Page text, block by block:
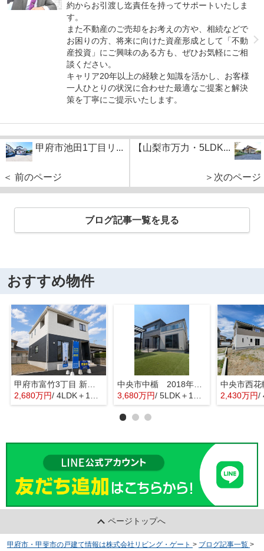
約からお引渡し迄責任を持ってサポートいたしま
す。
また不動産のご売却をお考えの方や、相続などで
お困りの方、将来に向けた資産形成として「不動
産投資」にご興味のある方も、ぜひお気軽にご相
談ください。
キャリア20年以上の経験と知識を活かし、お客様
一人ひとりの状況に合わせた最適なご提案と解決
策を丁寧にご提示いたします。
甲府市池田1丁目リ...
＜ 前のページ
【山梨市万力・5LDK...
＞次のページ
ブログ記事一覧を見る
おすすめ物件
甲府市富竹3丁目 新築全3棟 3号棟 南西道路・車並列3台
2,680万円/ 4LDK＋1S(納戸)
中央市中楯 2018年築中古戸建 セキスイハイム施工 太陽光パネル
3,680万円/ 5LDK＋1S(納戸) 2,430万円/
ページトップへ
甲府市・甲斐市の戸建て情報は株式会社リビング・ゲート > ブログ記事一覧 >